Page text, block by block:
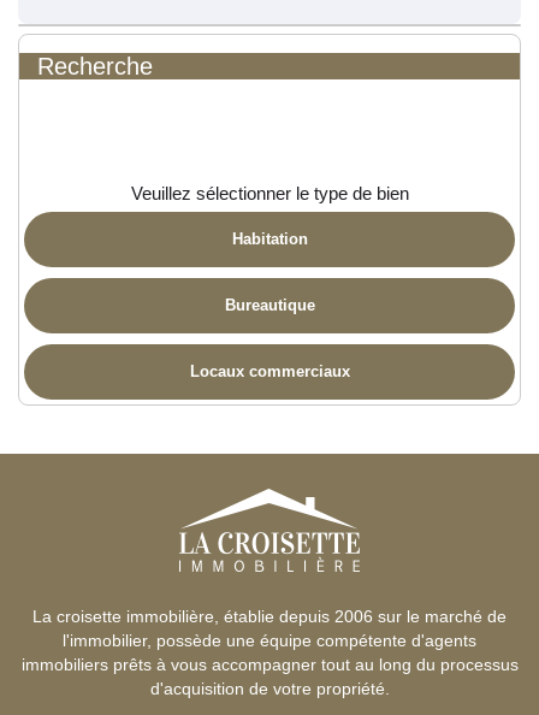
Recherche
Veuillez sélectionner le type de bien
Habitation
Bureautique
Locaux commerciaux
La croisette immobilière, établie depuis 2006 sur le marché de
l'immobilier, possède une équipe compétente d'agents
immobiliers prêts à vous accompagner tout au long du processus
d'acquisition de votre propriété.